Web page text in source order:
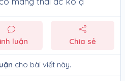
luận Chia sẻ
cho bài viết này.